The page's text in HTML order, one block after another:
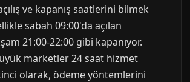
ve kapanış saatlerini bilmek
sabah 09:00'da açılan
21:00-22:00 gibi kapanıyor.
marketler 24 saat hizmet
olarak, ödeme yöntemlerini